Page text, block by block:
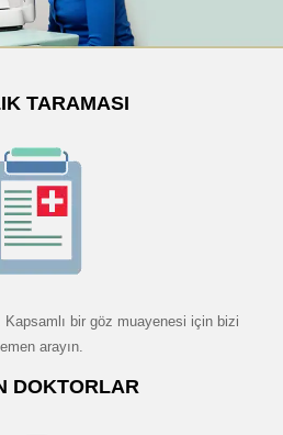
TARAMASI
bir göz muayenesi için bizi
arayın.
DOKTORLAR